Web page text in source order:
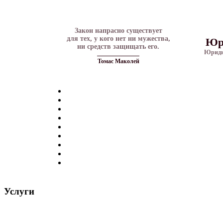
Закон напрасно существует
для тех, у кого нет ни мужества,
ни средств защищать его.
Томас Маколей
Услуги